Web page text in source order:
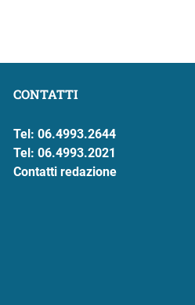
CONTATTI
Tel: 06.4993.2644
Tel: 06.4993.2021
Contatti redazione